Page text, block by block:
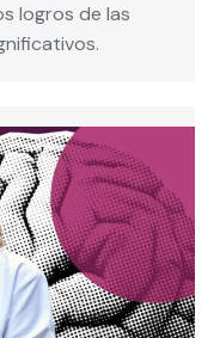
logros de las